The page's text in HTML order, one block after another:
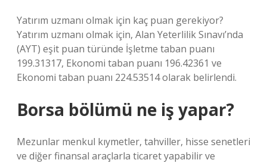
Yatırım uzmanı olmak için kaç puan gerekiyor?
Yatırım uzmanı olmak için, Alan Yeterlilik Sınavı’nda
(AYT) eşit puan türünde İşletme taban puanı
199.31317, Ekonomi taban puanı 196.42361 ve
Ekonomi taban puanı 224.53514 olarak belirlendi.
Borsa bölümü ne iş yapar?
Mezunlar menkul kıymetler, tahviller, hisse senetleri
ve diğer finansal araçlarla ticaret yapabilir ve